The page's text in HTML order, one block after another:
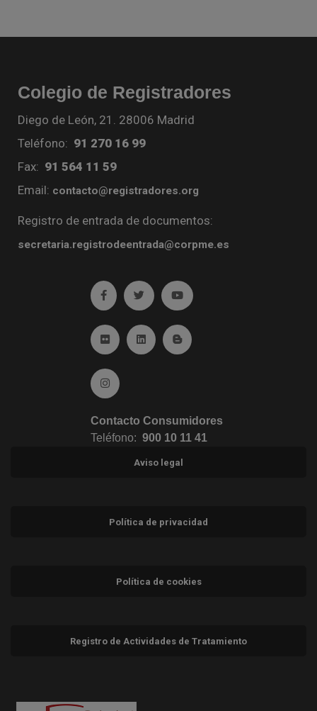
Colegio de Registradores
Diego de León, 21. 28006 Madrid
Teléfono: 91 270 16 99
Fax: 91 564 11 59
Email: contacto@registradores.org
Registro de entrada de documentos:
secretaria.registrodeentrada@corpme.es
Ir a facebook (abre en ventana nueva)
Ir a twitter (abre en ventana nueva)
Ir a YouTube (abre en
Ir a Flickr (abre en ventana nueva)
Ir a Linkedin (abre en ventana nueva)
Ir al Blog (abre en ventana
Ir a Instagram (abre en ventana nueva)
Contacto Consumidores
Teléfono: 900 10 11 41
Aviso legal
Política de privacidad
Política de cookies
Registro de Actividades de Tratamiento